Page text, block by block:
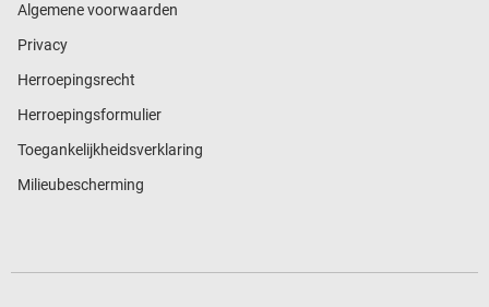
Algemene voorwaarden
Privacy
Herroepingsrecht
Herroepingsformulier
Toegankelijkheidsverklaring
Milieubescherming